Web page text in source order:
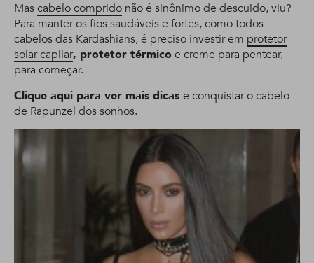
Mascabelo comprido não é sinônimo de descuido, viu?
Para manter os fios saudáveis e fortes, como todos
cabelos das Kardashians, é preciso investir em protetor
solar capilar, protetor térmico e creme para pentear,
para começar.
Clique aqui para ver mais dicas e conquistar o cabelo
de Rapunzel dos sonhos.